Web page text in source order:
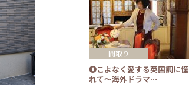
❶こよなく愛する英国調に憧
れて～海外ドラマ…
間取り